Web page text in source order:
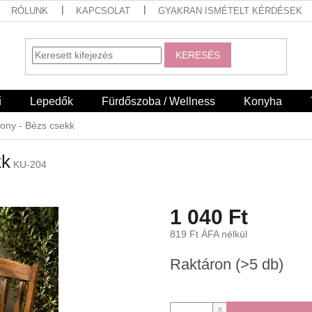
RÓLUNK KAPCSOLAT GYAKRAN ISMÉTELT KÉRDÉSEK
KERESÉS
Lepedők Fürdőszoba / Wellness Konyha
- Bézs csekk
KU-204
1 040 Ft
819 Ft ÁFA nélkül
Raktáron (>5 db)